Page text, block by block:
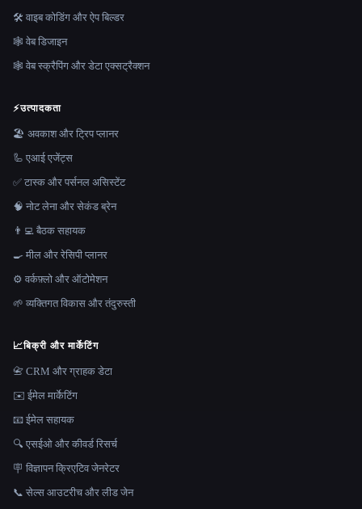
🛠️ वाइब कोडिंग और ऐप बिल्डर
🕸 वेब डिजाइन
🕸️ वेब स्क्रैपिंग और डेटा एक्सट्रैक्शन
⚡उत्पादकता
🏖 अवकाश और ट्रिप प्लानर
🦾 एआई एजेंट्स
✅ टास्क और पर्सनल असिस्टेंट
🧠 नोट लेना और सेकंड ब्रेन
👨‍💻 बैठक सहायक
🍳 मील और रेसिपी प्लानर
⚙️ वर्कफ़्लो और ऑटोमेशन
🌱 व्यक्तिगत विकास और तंदुरुस्ती
📈बिक्री और मार्केटिंग
📇 CRM और ग्राहक डेटा
✉️ ईमेल मार्केटिंग
📧 ईमेल सहायक
🔍 एसईओ और कीवर्ड रिसर्च
🪧 विज्ञापन क्रिएटिव जेनरेटर
📞 सेल्स आउटरीच और लीड जेन